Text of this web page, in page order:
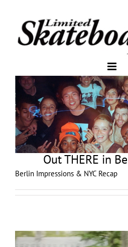
Out THERE in
Berlin Impressions & NYC Recap